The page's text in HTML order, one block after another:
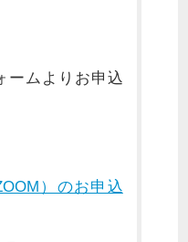
ームよりお申込
）のお申込